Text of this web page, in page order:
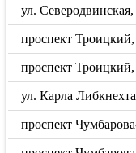
ул.
проспект
проспект Троицкий,
ул. Карла
проспект